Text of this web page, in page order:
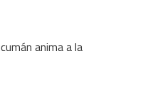
anima a la